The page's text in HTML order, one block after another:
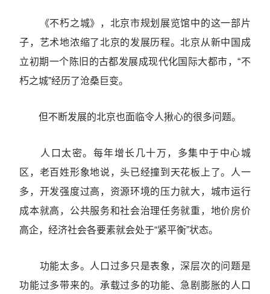
《不朽之城》，北京市规划展览馆中的这一部片
子，艺术地浓缩了北京的发展历程。北京从新中国成
立初期一个陈旧的古都发展成现代化国际大都市，“不
朽之城”经历了沧桑巨变。
但不断发展的北京也面临令人揪心的很多问题。
人口太密。每年增长几十万，多集中于中心城
区，老百姓形象地说，头已经撞到天花板上了。人一
多，开发强度过高，资源环境的压力就大，城市运行
成本就高，公共服务和社会治理任务就重，地价房价
高企，经济社会各要素就会处于“紧平衡”状态。
功能太多。人口过多只是表象，深层次的问题是
功能过多带来的。承载过多的功能、急剧膨胀的人口